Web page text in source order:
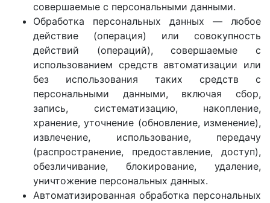
совершаемые с персональными данными.
Обработка персональных данных — любое
действие (операция) или совокупность
действий (операций), совершаемые с
использованием средств автоматизации или
без использования таких средств с
персональными данными, включая сбор,
запись, систематизацию, накопление,
хранение, уточнение (обновление, изменение),
извлечение, использование, передачу
(распространение, предоставление, доступ),
обезличивание, блокирование, удаление,
уничтожение персональных данных.
Автоматизированная обработка персональных